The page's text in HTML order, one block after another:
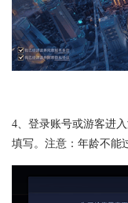
4、登录账号或游客进
填写。注意：年龄不能